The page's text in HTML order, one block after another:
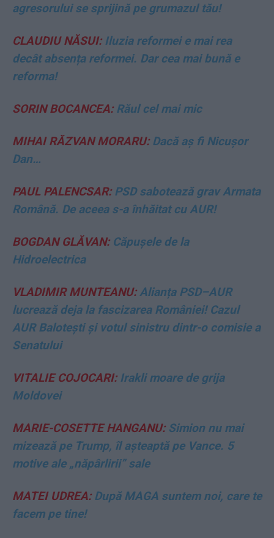
agresorului se sprijină pe grumazul tău!
CLAUDIU NĂSUI:Iluzia reformei e mai rea
decât absența reformei. Dar cea mai bună e
reforma!
SORIN BOCANCEA:Răul cel mai mic
MIHAI RĂZVAN MORARU:Dacă aș fi Nicușor
Dan…
PAUL PALENCSAR: PSD sabotează grav Armata
Română. De aceea s-a înhăitat cu AUR!
BOGDAN GLĂVAN:Căpușele de la
Hidroelectrica
VLADIMIR MUNTEANU:Alianța PSD–AUR
lucrează deja la fascizarea României! Cazul
AUR Balotești și votul sinistru dintr-o comisie a
Senatului
VITALIE COJOCARI:Irakli moare de grija
Moldovei
MARIE-COSETTE HANGANU:Simion nu mai
mizează pe Trump, îl așteaptă pe Vance. 5
motive ale „năpârlirii” sale
MATEI UDREA:După MAGA suntem noi, care te
facem pe tine!